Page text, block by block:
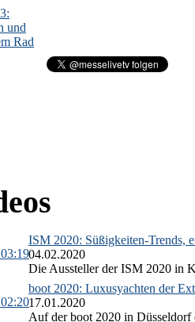
und
Rad
03:19
ISM 2020: Süßigkeiten-Trends,
04.02.2020
Die Aussteller der ISM 2020 in
02:20
boot 2020: Luxusyachten der
17.01.2020
Auf der boot 2020 in Düsseldorf